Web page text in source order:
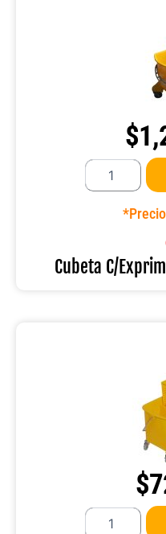
$
Cubeta
C/Exprimidor
32
Cubeta C/
$
Cubeta
c/Exprimidor